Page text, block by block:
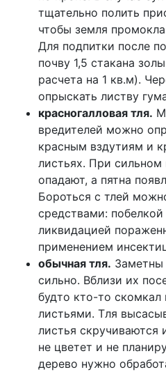
тщательно полить
чтобы земля
Для подпитки после
почву 1,5 стакана
расчета на 1 кв.м).
опрыскать листву
красногалловая тля.
вредителей можно
красным вздутиям и
листьях. При
опадают, а пятна
Бороться с тлей
средствами:
ликвидацией
применением
обычная тля. Заметны
сильно. Вблизи их
будто кто-то
листьями. Тля
листья скручиваются
не цветет и не
дерево нужно